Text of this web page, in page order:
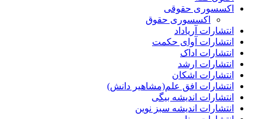
اکسسوری حقوقی
اکسسوری حقوق
انتشارات آریاداد
انتشارات آوای حکمت
انتشارات اداک
انتشارات ارشد
انتشارات اشکان
انتشارات افق علم(مشاهیر دانش)
انتشارات اندیشه بیگی
انتشارات اندیشه سبز نوین